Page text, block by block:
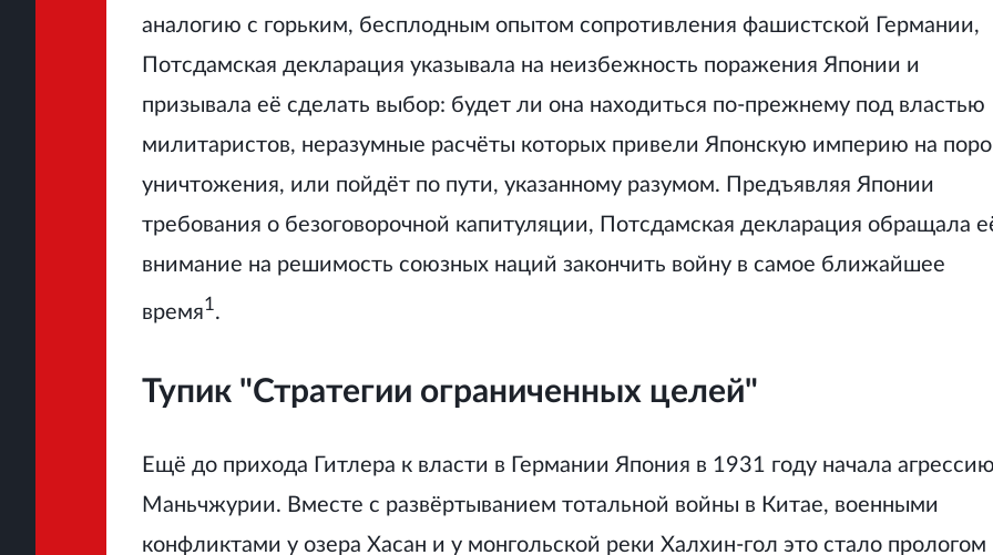
аналогию с горьким, бесплодным опытом сопротивления фашистской Германии,
Потсдамская декларация указывала на неизбежность поражения Японии и
призывала её сделать выбор: будет ли она находиться по-прежнему под властью
милитаристов, неразумные расчёты которых привели Японскую империю на
уничтожения, или пойдёт по пути, указанному разумом. Предъявляя Японии
требования о безоговорочной капитуляции, Потсдамская декларация обращала
внимание на решимость союзных наций закончить войну в самое ближайшее
время1.
Тупик "Стратегии ограниченных целей"
Ещё до прихода Гитлера к власти в Германии Япония в 1931 году начала
Маньчжурии. Вместе с развёртыванием тотальной войны в Китае, военными
конфликтами у озера Хасан и у монгольской реки Халхин-гол это стало прологом